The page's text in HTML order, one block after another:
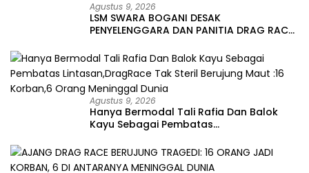
Agustus 9, 2026
LSM SWARA BOGANI DESAK
PENYELENGGARA DAN PANITIA DRAG RACE
16 KORBAN DAN 6 ORANG LAINYA
MENINGGAL DUNIA
Agustus 9, 2026
Hanya Bermodal Tali Rafia Dan Balok
Kayu Sebagai Pembatas
Maut :16 Korban,6 Orang Meninggal
Dunia